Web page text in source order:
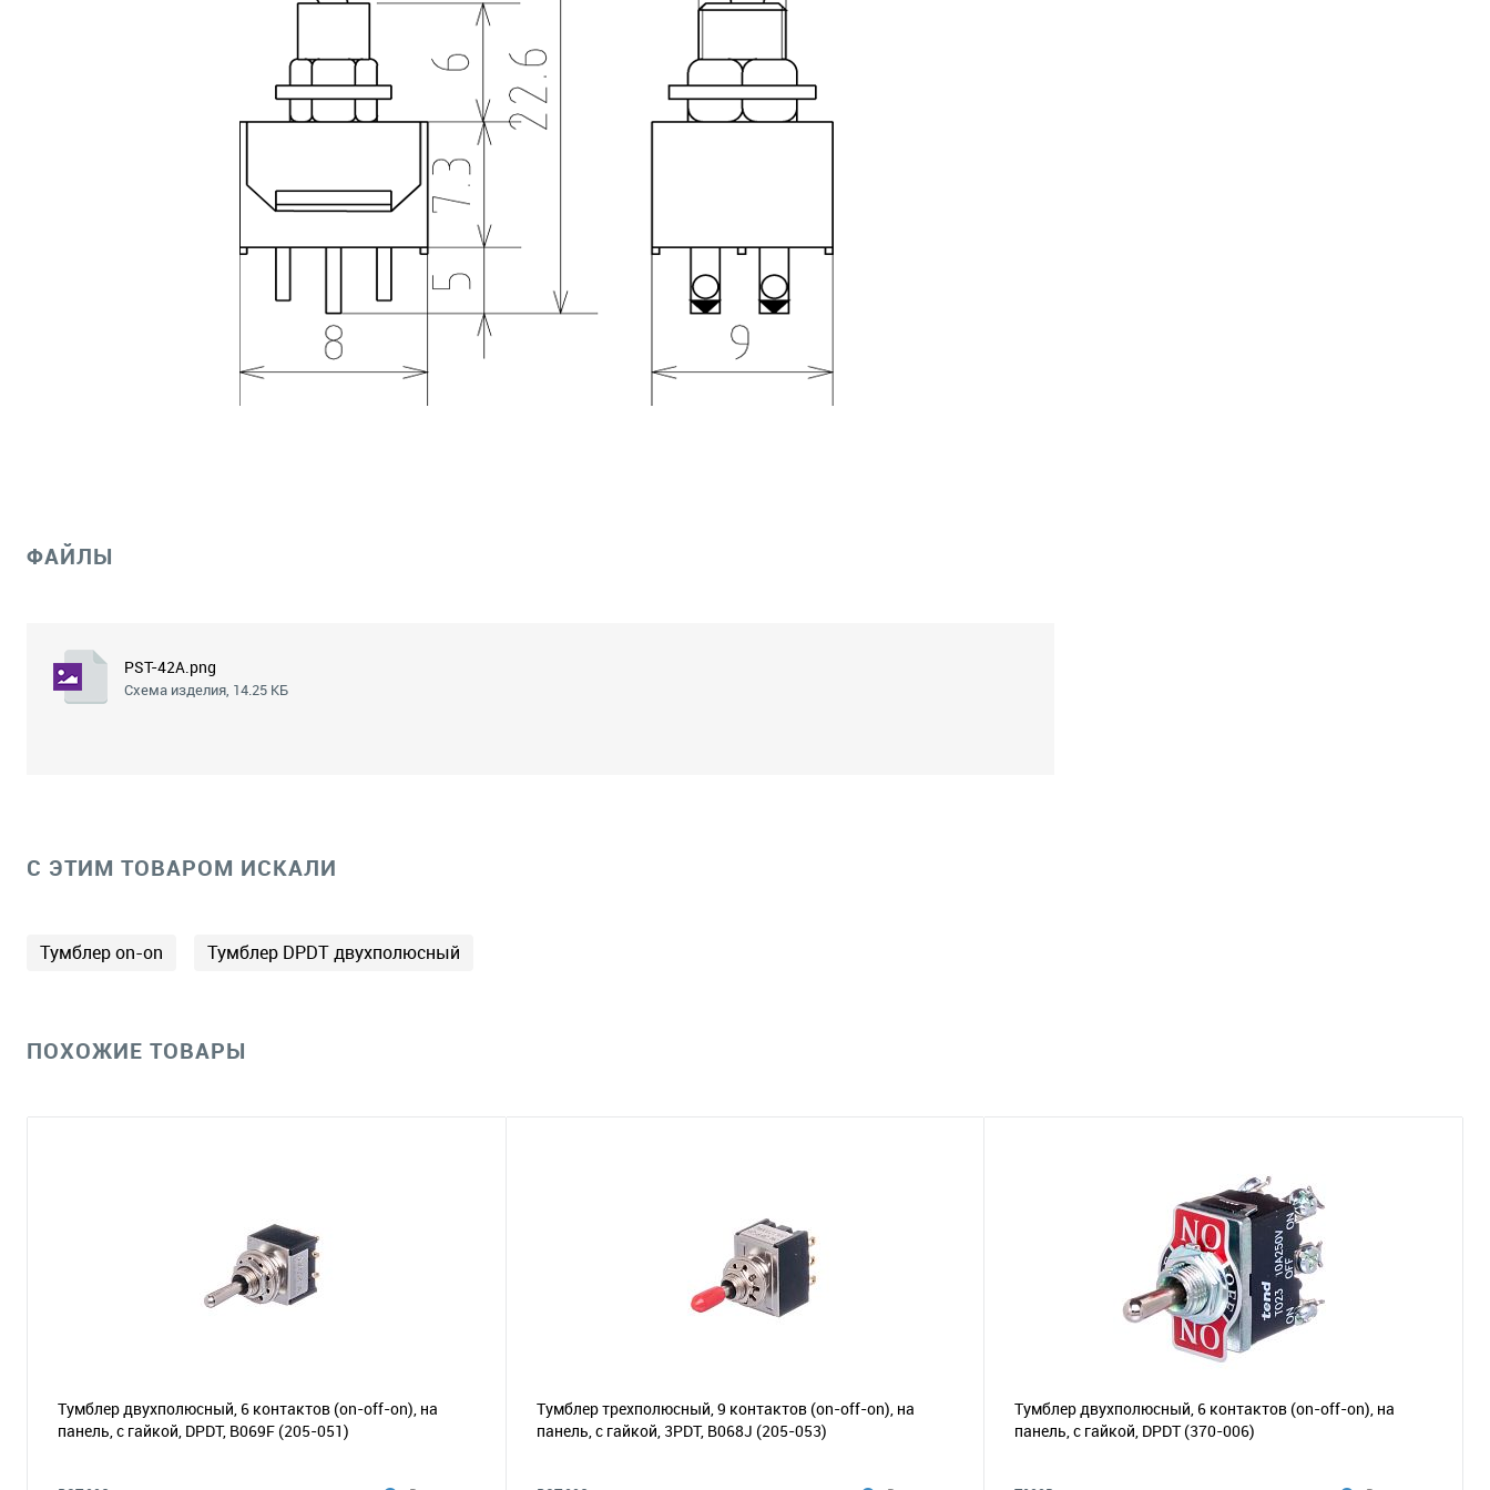
ФАЙЛЫ
PST-42A.png
Схема изделия, 14.25 КБ
C ЭТИМ ТОВАРОМ ИСКАЛИ
Тумблер on-on Тумблер DPDT двухполюсный
ПОХОЖИЕ ТОВАРЫ
Тумблер двухполюсный, 6 контактов (on-off-on), на
панель, с гайкой, DPDT, B069F (205-051)
Тумблер трехполюсный, 9 контактов (on-off-on), на
панель, с гайкой, 3PDT, B068J (205-053)
Тумблер двухполюсный, 6 контактов (on-off-on), на
панель, с гайкой, DPDT(370-006)